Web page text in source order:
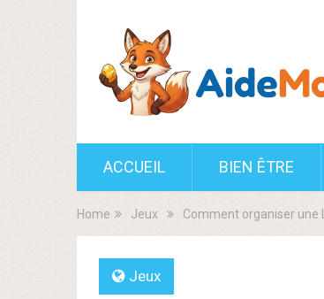
ACCUEIL BIEN ÊTRE
Home Jeux Comment organiser une
Jeux